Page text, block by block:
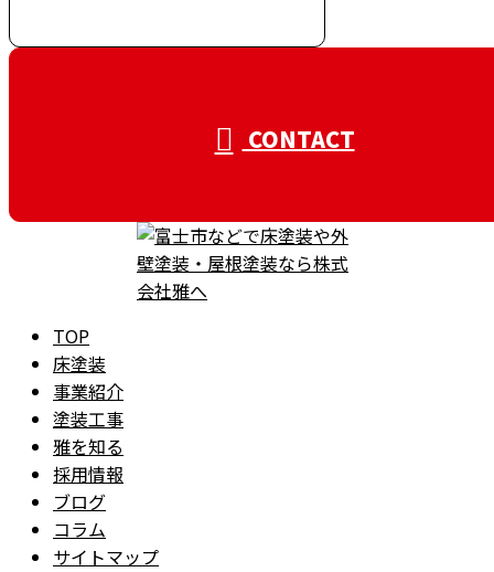
CONTACT
TOP
床塗装
事業紹介
塗装工事
雅を知る
採用情報
ブログ
コラム
サイトマップ